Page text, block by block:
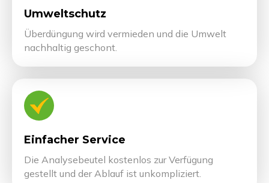
Umweltschutz
Überdüngung wird vermieden und die Umwelt
nachhaltig geschont.
Einfacher Service
Die Analysebeutel kostenlos zur Verfügung
gestellt und der Ablauf ist unkompliziert.